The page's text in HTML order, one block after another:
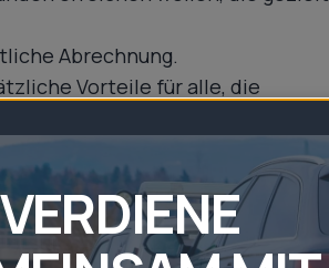
Abrechnung.
Vorteile für alle, die
VERDIENE